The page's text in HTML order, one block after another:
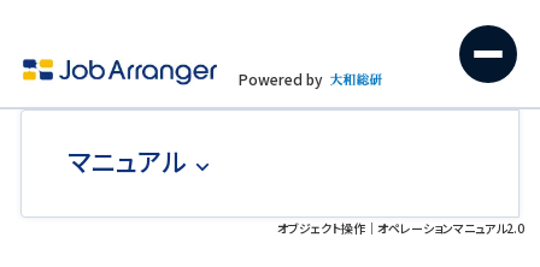
Powered by
マニュアル
オブジェクト操作｜オペレーションマニュアル2.0